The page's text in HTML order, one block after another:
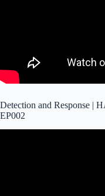
Detection and Response |
EP002